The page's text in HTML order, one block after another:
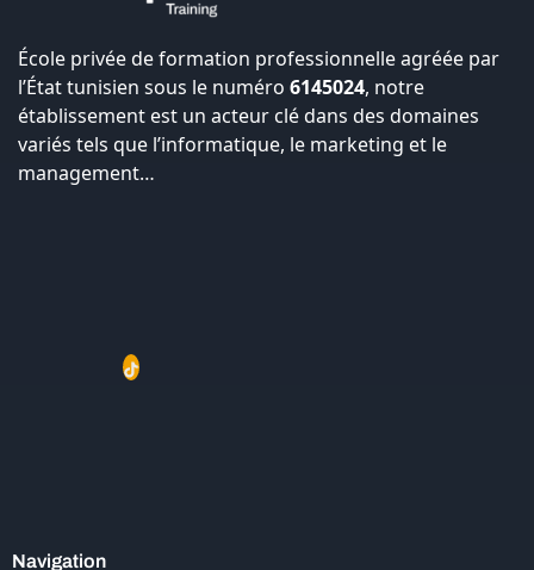
École privée de formation professionnelle agréée par
l’État tunisien sous le numéro 6145024, notre
établissement est un acteur clé dans des domaines
variés tels que l’informatique, le marketing et le
management…
Navigation